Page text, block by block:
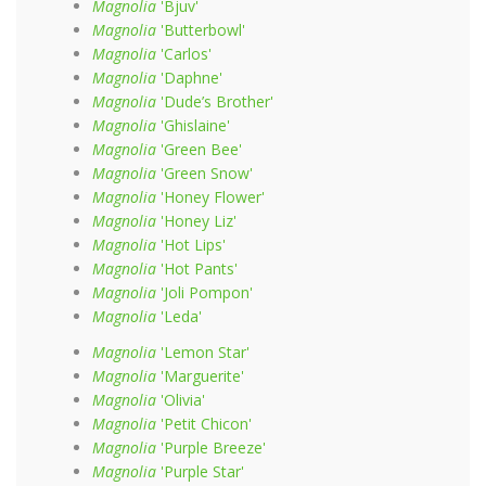
Magnolia 'Bjuv'
Magnolia 'Butterbowl'
Magnolia 'Carlos'
Magnolia 'Daphne'
Magnolia 'Dude’s Brother'
Magnolia 'Ghislaine'
Magnolia 'Green Bee'
Magnolia 'Green Snow'
Magnolia 'Honey Flower'
Magnolia 'Honey Liz'
Magnolia 'Hot Lips'
Magnolia 'Hot Pants'
Magnolia 'Joli Pompon'
Magnolia 'Leda'
Magnolia 'Lemon Star'
Magnolia 'Marguerite'
Magnolia 'Olivia'
Magnolia 'Petit Chicon'
Magnolia 'Purple Breeze'
Magnolia 'Purple Star'